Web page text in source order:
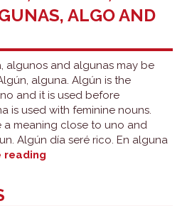
ALGO AND
algunos and algunas may be
alguna. Algún is the
and it is used before
is used with feminine nouns.
meaning close to uno and
Algún día seré rico. En alguna
reading